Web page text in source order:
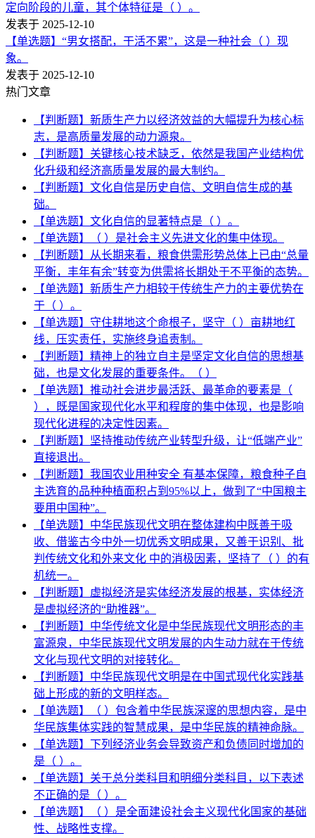
定向阶段的儿童，其个体特征是（ ）。
发表于 2025-12-10
【单选题】“男女搭配，干活不累”，这是一种社会（ ）现
象。
发表于 2025-12-10
热门文章
【判断题】新质生产力以经济效益的大幅提升为核心标
志，是高质量发展的动力源泉。
【判断题】关键核心技术缺乏，依然是我国产业结构优
化升级和经济高质量发展的最大制约。
【判断题】文化自信是历史自信、文明自信生成的基
础。
【单选题】文化自信的显著特点是（ ）。
【单选题】（ ）是社会主义先进文化的集中体现。
【判断题】从长期来看，粮食供需形势总体上已由“总量
平衡，丰年有余”转变为供需将长期处于不平衡的态势。
【单选题】新质生产力相较于传统生产力的主要优势在
于（ ）。
【单选题】守住耕地这个命根子，坚守（ ）亩耕地红
线，压实责任，实施终身追责制。
【判断题】精神上的独立自主是坚定文化自信的思想基
础，也是文化发展的重要条件。（ ）
【单选题】推动社会进步最活跃、最革命的要素是（
），既是国家现代化水平和程度的集中体现，也是影响
现代化进程的决定性因素。
【判断题】坚持推动传统产业转型升级，让“低端产业”
直接退出。
【判断题】我国农业用种安全 有基本保障，粮食种子自
主选育的品种种植面积占到95%以上，做到了“中国粮主
要用中国种”。
【单选题】中华民族现代文明在整体建构中既善于吸
收、借鉴古今中外一切优秀文明成果，又善于识别、批
判传统文化和外来文化 中的消极因素，坚持了（ ）的有
机统一。
【判断题】虚拟经济是实体经济发展的根基，实体经济
是虚拟经济的“助推器”。
【判断题】中华传统文化是中华民族现代文明形态的丰
富源泉，中华民族现代文明发展的内生动力就在于传统
文化与现代文明的对接转化。
【判断题】中华民族现代文明是在中国式现代化实践基
础上形成的新的文明样态。
【单选题】（ ）包含着中华民族深邃的思想内容，是中
华民族集体实践的智慧成果，是中华民族的精神命脉。
【单选题】下列经济业务会导致资产和负债同时增加的
是（ ）。
【单选题】关于总分类科目和明细分类科目，以下表述
不正确的是（ ）。
【单选题】（ ）是全面建设社会主义现代化国家的基础
性、战略性支撑。